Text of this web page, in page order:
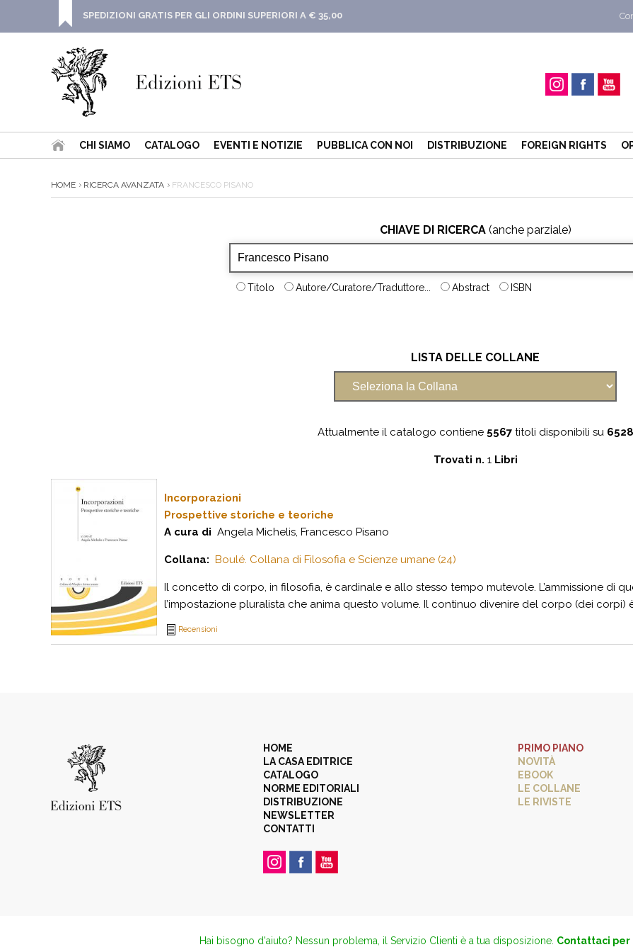
SPEDIZIONI GRATIS PER GLI ORDINI SUPERIORI A € 35,00
CHI SIAMO CATALOGO EVENTI E NOTIZIE PUBBLICA CON NOI DISTRIBUZIONE FOREIGN RIGHTS
HOME RICERCA AVANZATA FRANCESCO PISANO
CHIAVE DI RICERCA(anche parziale)
Titolo Autore/Curatore/Traduttore... Abstract ISBN
LISTA DELLE COLLANE
Attualmente il catalogo contiene 5567titoli disponibili su 6528
Trovati n. 1Libri
Incorporazioni
Prospettive storiche e teoriche
A cura di Angela Michelis, Francesco Pisano
Collana: Boulé. Collana di Filosofia e Scienze umane (24)
Il concetto di corpo, in filosofia, è cardinale e allo stesso tempo mutevole. L’ammissione di
l’impostazione pluralista che anima questo volume. Il continuo divenire del corpo (dei corpi)
Recensioni
HOME
LA CASA EDITRICE
CATALOGO
NORME EDITORIALI
DISTRIBUZIONE
NEWSLETTER
CONTATTI
PRIMO PIANO
NOVITÀ
EBOOK
LE COLLANE
LE RIVISTE
Hai bisogno d'aiuto? Nessun problema, il Servizio Clienti è a tua disposizione. Contattaci